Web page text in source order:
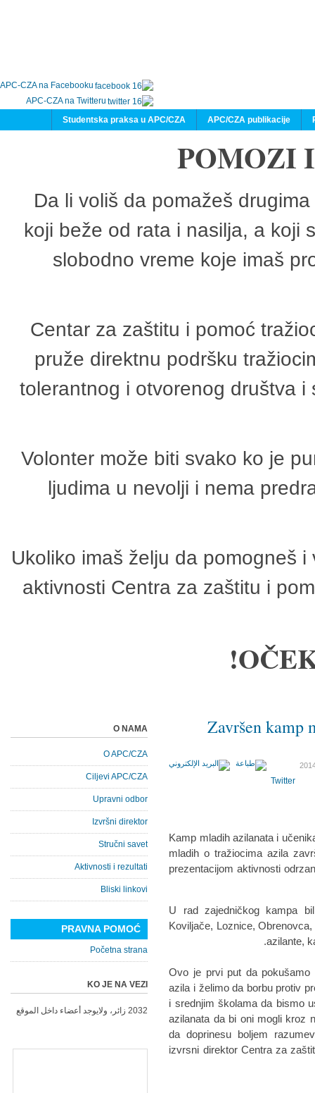
APC-CZA na Facebooku
APC-CZA na Twitteru
APC/CZA publikacije
Studentska praksa u APC/CZA
POMOZI
Da li voliš da pomažeš
koji beže od rata i nasilja, a koji
slobodno vreme koje imaš
Centar za zaštitu i pomoć
pruže direktnu podršku
tolerantnog i otvorenog društva
Volonter može biti svako ko je
ljudima u nevolji i nema
Ukoliko imaš želju da pomogneš
aktivnosti Centra za zaštitu i
Završen kamp
Twitter
Kamp mladih azilanata i
mladih o tražiocima azila
prezentacijom aktivnosti
U rad zajedničkog kampa
Koviljače, Loznice,
azilante,
"Ovo je prvi put da
azila i želimo da borbu protiv
i srednjim školama da bismo
azilanata da bi oni mogli kroz
da doprinesu boljem
izvrsni direktor Centra za
O NAMA
O APC/CZA
Ciljevi APC/CZA
Upravni odbor
Izvršni direktor
Stručni savet
Aktivnosti i rezultati
Bliski linkovi
PRAVNA POMOĆ
Početna strana
KO JE NA VEZI
2032 زائر، ولايوجد أعضاء داخل الموقع